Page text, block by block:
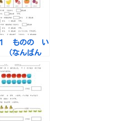
ものの い
なんばん